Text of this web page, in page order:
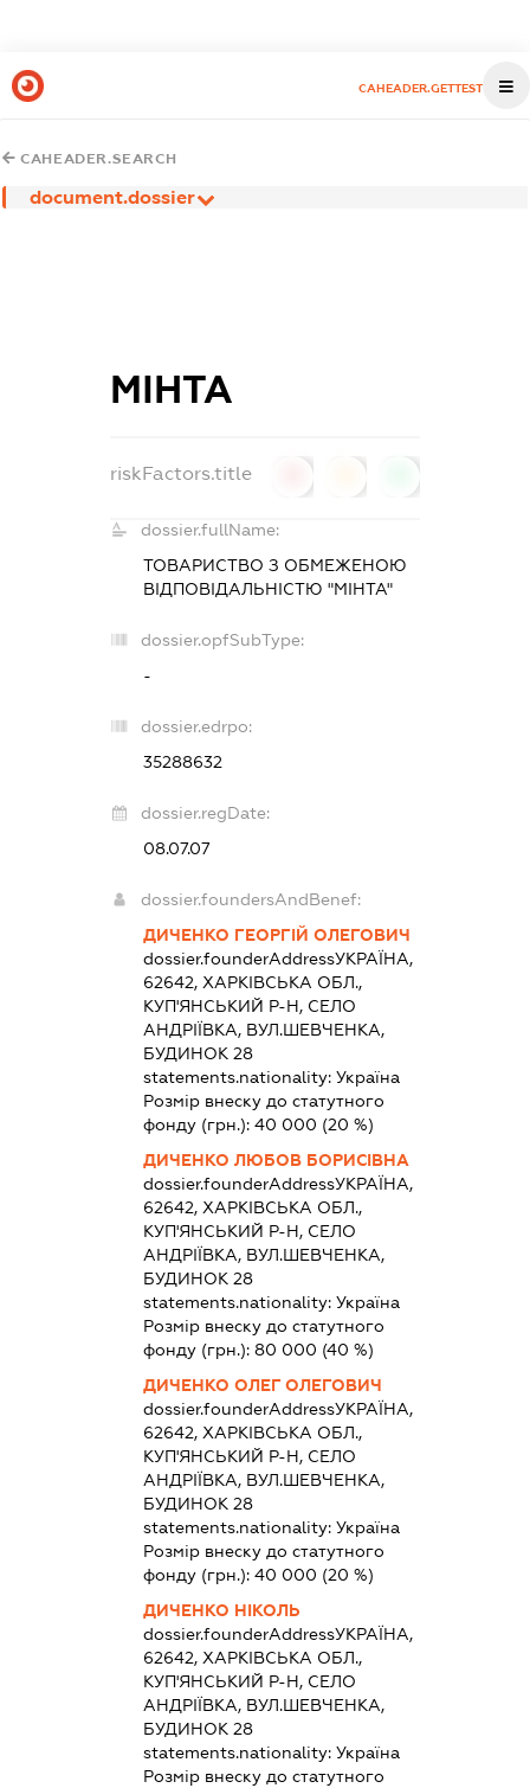
CAHEADER.GETTEST
CAHEADER.SEARCH
document.dossier
МІНТА
riskFactors.title
dossier.fullName:
ТОВАРИСТВО З ОБМЕЖЕНОЮ
ВІДПОВІДАЛЬНІСТЮ "МІНТА"
dossier.opfSubType:
-
dossier.edrpo:
35288632
dossier.regDate:
08.07.07
dossier.foundersAndBenef:
ДИЧЕНКО ГЕОРГІЙ ОЛЕГОВИЧ
dossier.founderAddressУКРАЇНА,
62642, ХАРКІВСЬКА ОБЛ.,
КУП'ЯНСЬКИЙ Р-Н, СЕЛО
АНДРІЇВКА, ВУЛ.ШЕВЧЕНКА,
БУДИНОК 28
statements.nationality:Україна
Розмір внеску до статутного
фонду (грн.):40 000 (20 %)
ДИЧЕНКО ЛЮБОВ БОРИСІВНА
dossier.founderAddressУКРАЇНА,
62642, ХАРКІВСЬКА ОБЛ.,
КУП'ЯНСЬКИЙ Р-Н, СЕЛО
АНДРІЇВКА, ВУЛ.ШЕВЧЕНКА,
БУДИНОК 28
statements.nationality:Україна
Розмір внеску до статутного
фонду (грн.):80 000 (40 %)
ДИЧЕНКО ОЛЕГ ОЛЕГОВИЧ
dossier.founderAddressУКРАЇНА,
62642, ХАРКІВСЬКА ОБЛ.,
КУП'ЯНСЬКИЙ Р-Н, СЕЛО
АНДРІЇВКА, ВУЛ.ШЕВЧЕНКА,
БУДИНОК 28
statements.nationality:Україна
Розмір внеску до статутного
фонду (грн.):40 000 (20 %)
ДИЧЕНКО НІКОЛЬ
dossier.founderAddressУКРАЇНА,
62642, ХАРКІВСЬКА ОБЛ.,
КУП'ЯНСЬКИЙ Р-Н, СЕЛО
АНДРІЇВКА, ВУЛ.ШЕВЧЕНКА,
БУДИНОК 28
statements.nationality:Україна
Розмір внеску до статутного